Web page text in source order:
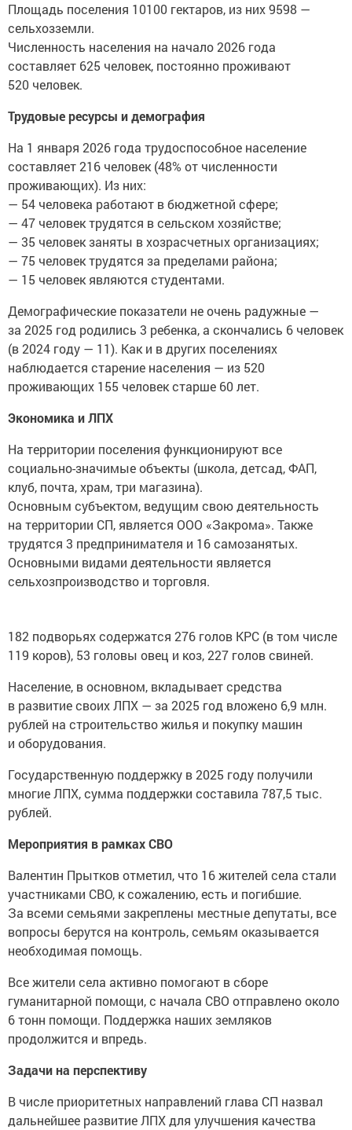
Площадь поселения 10100 гектаров, из них 9598 —
сельхозземли.
Численность населения на начало 2026 года
составляет 625 человек, постоянно проживают
520 человек.
Трудовые ресурсы и демография
На 1 января 2026 года трудоспособное население
составляет 216 человек (48% от численности
проживающих). Из них:
— 54 человека работают в бюджетной сфере;
— 47 человек трудятся в сельском хозяйстве;
— 35 человек заняты в хозрасчетных организациях;
— 75 человек трудятся за пределами района;
— 15 человек являются студентами.
Демографические показатели не очень радужные —
за 2025 год родились 3 ребенка, а скончались 6 человек
(в 2024 году — 11). Как и в других поселениях
наблюдается старение населения — из 520
проживающих 155 человек старше 60 лет.
Экономика и ЛПХ
На территории поселения функционируют все
социально-значимые объекты (школа, детсад, ФАП,
клуб, почта, храм, три магазина).
Основным субъектом, ведущим свою деятельность
на территории СП, является ООО «Закрома». Также
трудятся 3 предпринимателя и 16 самозанятых.
Основными видами деятельности является
сельхозпроизводство и торговля.
182 подворьях содержатся 276 голов КРС (в том числе
119 коров), 53 головы овец и коз, 227 голов свиней.
Население, в основном, вкладывает средства
в развитие своих ЛПХ — за 2025 год вложено 6,9 млн.
рублей на строительство жилья и покупку машин
и оборудования.
Государственную поддержку в 2025 году получили
многие ЛПХ, сумма поддержки составила 787,5 тыс.
рублей.
Мероприятия в рамках СВО
Валентин Прытков отметил, что 16 жителей села стали
участниками СВО, к сожалению, есть и погибшие.
За всеми семьями закреплены местные депутаты, все
вопросы берутся на контроль, семьям оказывается
необходимая помощь.
Все жители села активно помогают в сборе
гуманитарной помощи, с начала СВО отправлено около
6 тонн помощи. Поддержка наших земляков
продолжится и впредь.
Задачи на перспективу
В числе приоритетных направлений глава СП назвал
дальнейшее развитие ЛПХ для улучшения качества